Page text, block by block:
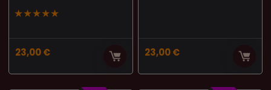
★★★★★
23,00€ 23,00€